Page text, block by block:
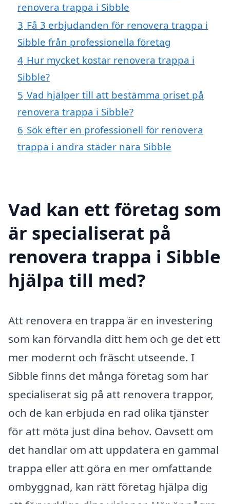
renovera trappa i Sibble
3 Få 3 erbjudanden för renovera trappa i
Sibble från professionella företag
4 Hur mycket kostar renovera trappa i
Sibble?
5 Vad hjälper till att bestämma priset på
renovera trappa i Sibble?
6 Sök efter en professionell för renovera
trappa i andra städer nära Sibble
Vad kan ett företag som
är specialiserat på
renovera trappa i Sibble
hjälpa till med?
Att renovera en trappa är en investering
som kan förvandla ditt hem och ge det ett
mer modernt och fräscht utseende. I
Sibble finns det många företag som har
specialiserat sig på att renovera trappor,
och de kan erbjuda en rad olika tjänster
för att möta just dina behov. Oavsett om
det handlar om att uppdatera en gammal
trappa eller att göra en mer omfattande
ombyggnad, kan rätt företag hjälpa dig